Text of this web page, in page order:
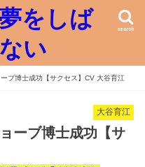
をしば
い
search
ブ博士成功【サクセス】CV 大谷育江
大谷育江
ーブ博士成功【サ